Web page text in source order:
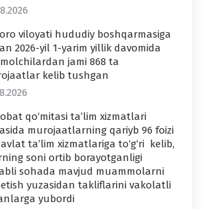
viloyati hududiy boshqarmasiga
2026-yil 1-yarim yillik davomida
jami 868 ta
kelib tushgan
qo‘mitasi ta’lim xizmatlari
murojaatlarning qariyb 96 foizi
ta’lim xizmatlariga to‘g‘ri kelib,
soni ortib borayotganligi
sohada mavjud muammolarni
yuzasidan takliflarini vakolatli
yubordi